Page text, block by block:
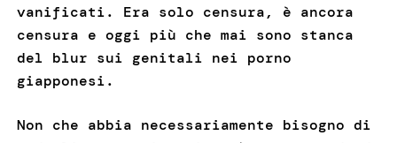
vanificati. Era solo censura, è ancora
censura e oggi più che mai sono stanca
del blur sui genitali nei porno
giapponesi.
Non che abbia necessariamente bisogno di